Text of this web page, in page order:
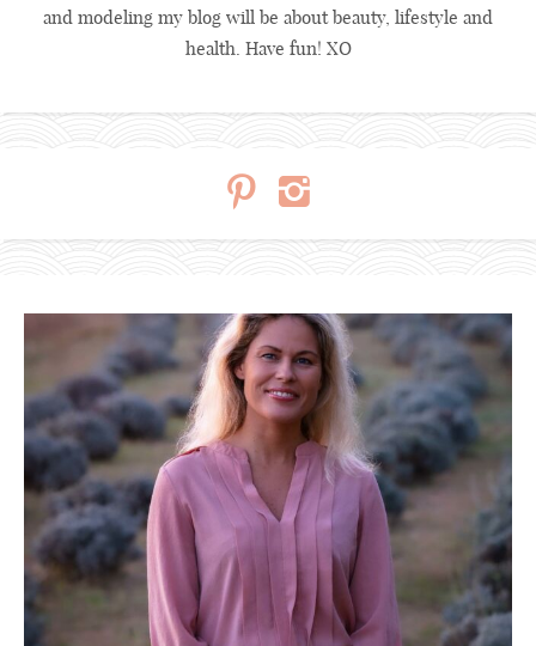
and modeling my blog will be about beauty, lifestyle and
health. Have fun! XO